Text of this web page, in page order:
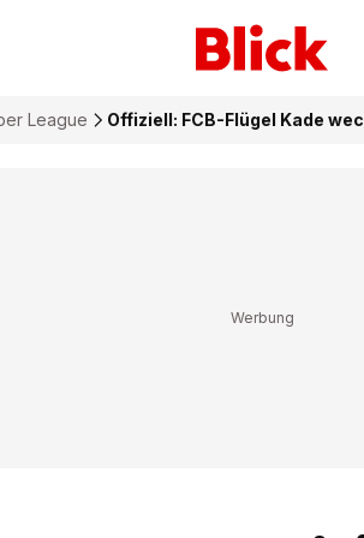
League Offiziell: FCB-Flügel Kade